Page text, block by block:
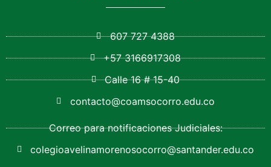
607 727 4388
+57 3166917308
Calle 16 # 15-40
contacto@coamsocorro.edu.co
Correo para notificaciones Judiciales:
colegioavelinamorenosocorro@santander.edu.co